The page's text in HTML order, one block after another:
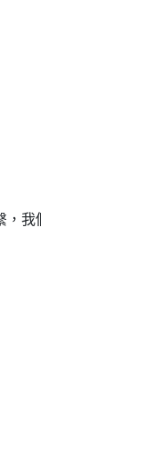
，我們將盡快協助處